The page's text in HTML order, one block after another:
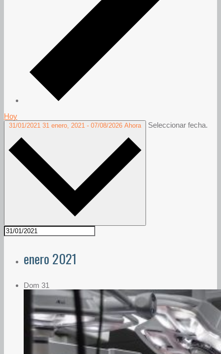
Hoy
31/01/2021 31 enero, 2021 - 07/08/2026 Ahora Seleccionar fecha.
enero 2021
Dom 31